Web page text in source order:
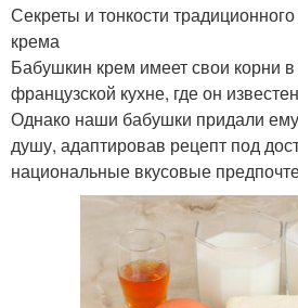
Секреты и тонкости
крема
Бабушкин крем имеет свои корни в
французской кухне, где он
Однако наши бабушки придали
душу, адаптировав рецепт под
национальные вкусовые